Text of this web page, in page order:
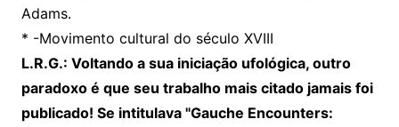
Adams.
* -Movimento cultural do século XVIII
L.R.G.: Voltando a sua iniciação ufológica, outro
paradoxo é que seu trabalho mais citado jamais foi
publicado! Se intitulava "Gauche Encounters: